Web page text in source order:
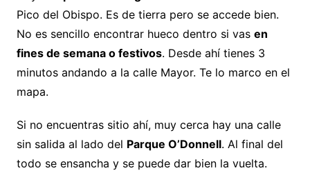
Pico del Obispo. Es de tierra pero se accede bien.
No es sencillo encontrar hueco dentro si vas en
fines de semana o festivos. Desde ahí tienes 3
minutos andando a la calle Mayor. Te lo marco en el
mapa.
Si no encuentras sitio ahí, muy cerca hay una calle
sin salida al lado del Parque O’Donnell. Al final del
todo se ensancha y se puede dar bien la vuelta.